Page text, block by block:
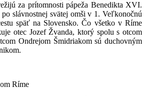
za prítomnosti pápeža Benedikta XVI.
slávnostnej svätej omši v 1. Veľkonočnú
späť na Slovensko. Čo všetko v Ríme
otec Jozef Žvanda, ktorý spolu s otcom
Ondrejom Šmidriakom sú duchovným
Ríme